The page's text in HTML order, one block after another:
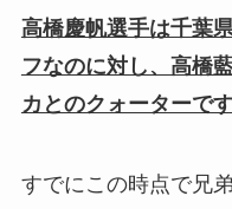
高橋慶帆選手は千葉
フなのに対し、高橋
カとのクォーターです
すでにこの時点で兄